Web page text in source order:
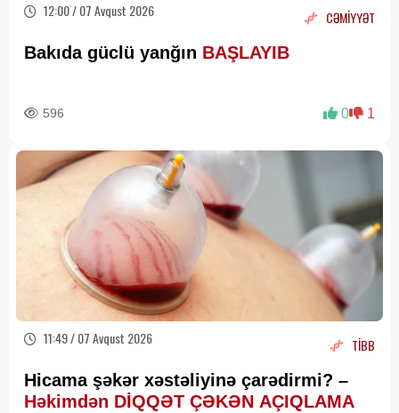
12:00 / 07 Avqust 2026 CƏMİYYƏT
Bakıda güclü yanğın BAŞLAYIB
596 0 1
11:49 / 07 Avqust 2026 TİBB
Hicama şəkər xəstəliyinə çarədirmi? –
Həkimdən DİQQƏT ÇƏKƏN AÇIQLAMA